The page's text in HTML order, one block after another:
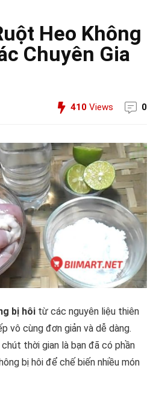
Heo Không
Chuyên Gia
410 Views 0
bị hôi từ các nguyên liệu thiên
vô cùng đơn giản và dễ dàng.
thời gian là bạn đã có phần
bị hôi để chế biến nhiều món